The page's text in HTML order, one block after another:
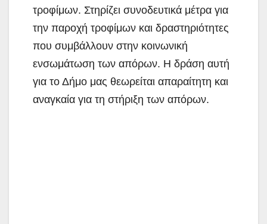
τροφίμων. Στηρίζει συνοδευτικά μέτρα για
την παροχή τροφίμων και δραστηριότητες
που συμβάλλουν στην κοινωνική
ενσωμάτωση των απόρων. Η δράση αυτή
για το Δήμο μας θεωρείται απαραίτητη και
αναγκαία για τη στήριξη των απόρων.